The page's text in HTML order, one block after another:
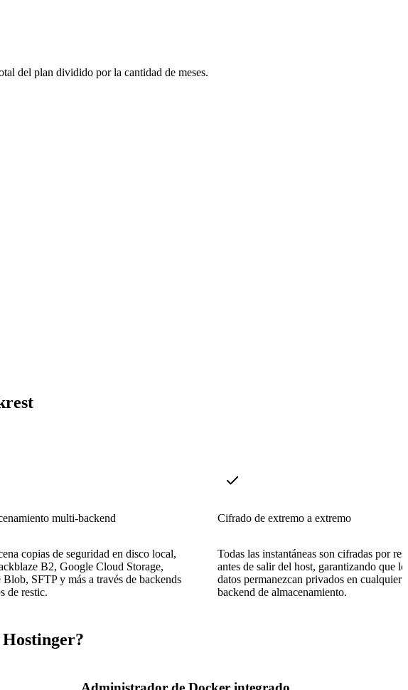
del plan dividido por la cantidad de meses.
multi-backend
copias de seguridad en disco local,
B2, Google Cloud Storage,
Blob, SFTP y más a través de backends
de restic.
Cifrado de extremo a extremo
Todas las instantáneas son cifradas por
antes de salir del host, garantizando que
datos permanezcan privados en cualquier
backend de almacenamiento.